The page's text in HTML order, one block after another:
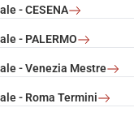
- CESENA
- PALERMO
- Venezia Mestre
- Roma Termini